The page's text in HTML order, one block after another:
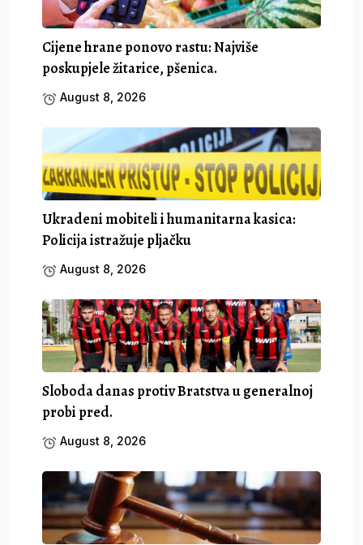
Cijene hrane ponovo rastu: Najviše
poskupjele žitarice, pšenica.
August 8, 2026
Ukradeni mobiteli i humanitarna kasica:
Policija istražuje pljačku
August 8, 2026
Sloboda danas protiv Bratstva u generalnoj
probi pred.
August 8, 2026